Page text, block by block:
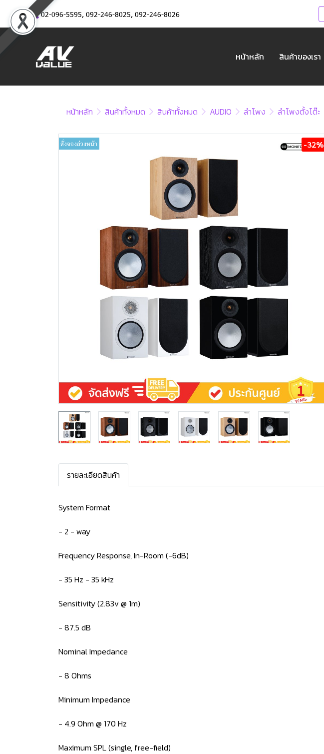
02-096-5595, 092-246-8025, 092-246-8026
หน้าหลัก สินค้าของเรา
หน้าหลัก สินค้าทั้งหมด สินค้าทั้งหมด AUDIO ลำโพง ลำโพงตั้งโต๊ะ
สั่งจองล่วงหน้า -32%
รายละเอียดสินค้า
System Format
- 2 - way
Frequency Response, In-Room (-6dB)
- 35 Hz - 35 kHz
Sensitivity (2.83v @ 1m)
- 87.5 dB
Nominal Impedance
- 8 Ohms
Minimum Impedance
- 4.9 Ohm @ 170 Hz
Maximum SPL (single, free-field)